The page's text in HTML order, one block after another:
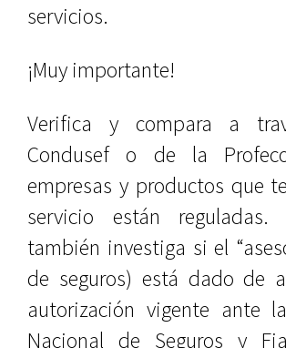
servicios.
¡Muy importante!
Verifica y compara a
Condusef o de la
empresas y productos que
servicio están
también investiga si el
de seguros) está dado de
autorización vigente ante
Nacional de Seguros y